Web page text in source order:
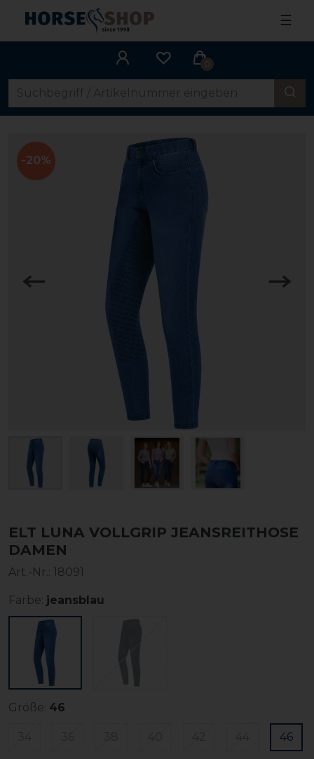
☰
0
-20%
ELT LUNA VOLLGRIP JEANSREITHOSE
DAMEN
Art.-Nr.: 18091
Farbe: jeansblau
Größe: 46
46